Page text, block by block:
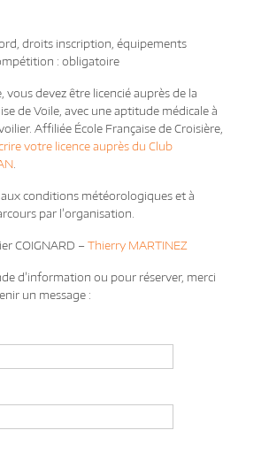
droits inscription, équipements
: obligatoire
vous devez être licencié auprès de la
de Voile, avec une aptitude médicale à
Affiliée École Française de Croisière,
votre licence auprès du Club
.
conditions météorologiques et à
par l’organisation.
COIGNARD – Thierry MARTINEZ
d’information ou pour réserver, merci
un message :